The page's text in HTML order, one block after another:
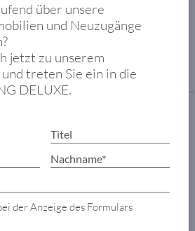
Wohnebene
über unsere
und Neuzugänge
jetzt zu unserem
treten Sie ein in die
DELUXE.
der Anzeige des Formulars